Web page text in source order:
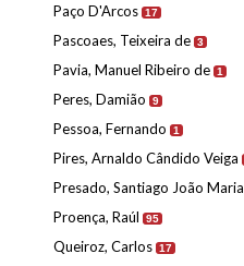
Paço D'Arcos 17
Pascoaes, Teixeira de 3
Pavia, Manuel Ribeiro de 1
Peres, Damião 9
Pessoa, Fernando 1
Pires, Arnaldo Cândido Veiga
Presado, Santiago João Maria
Proença, Raúl 95
Queiroz, Carlos 17